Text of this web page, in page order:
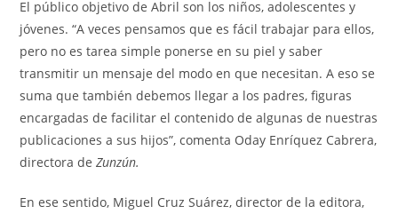
El público objetivo de Abril son los niños, adolescentes y
jóvenes. “A veces pensamos que es fácil trabajar para ellos,
pero no es tarea simple ponerse en su piel y saber
transmitir un mensaje del modo en que necesitan. A eso se
suma que también debemos llegar a los padres, figuras
encargadas de facilitar el contenido de algunas de nuestras
publicaciones a sus hijos”, comenta Oday Enríquez Cabrera,
directora deZunzún.
En ese sentido, Miguel Cruz Suárez, director de la editora,